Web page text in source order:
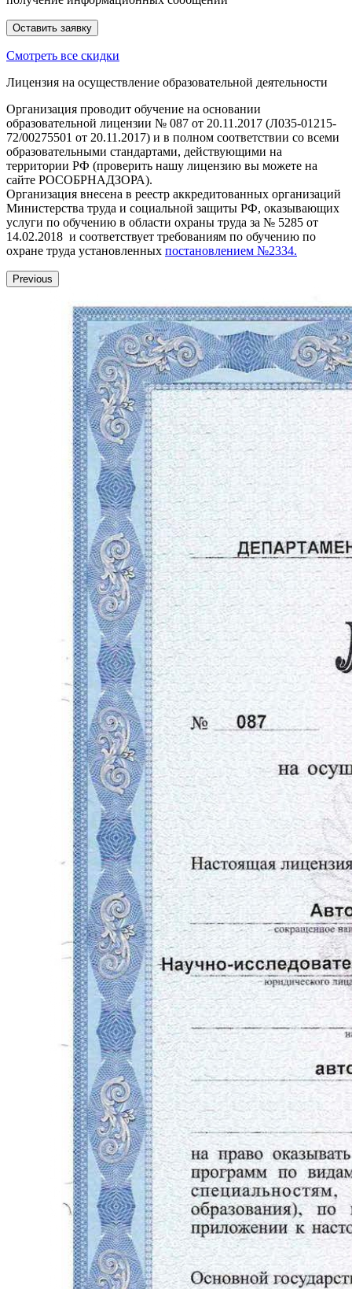
Смотреть все скидки
Лицензия на осуществление образовательной деятельности
Организация проводит обучение на основании
образовательной лицензии № 087 от 20.11.2017 (Л035-01215-
72/00275501 от 20.11.2017) и в полном соответствии со всеми
образовательными стандартами, действующими на
территории РФ (проверить нашу лицензию вы можете на
сайте РОСОБРНАДЗОРА).
Организация внесена в реестр аккредитованных организаций
Министерства труда и социальной защиты РФ, оказывающих
услуги по обучению в области охраны труда за № 5285 от
14.02.2018 и соответствует требованиям по обучению по
охране труда установленных постановлением №2334.
Previous